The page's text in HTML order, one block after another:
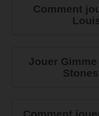
Comment
Jouer